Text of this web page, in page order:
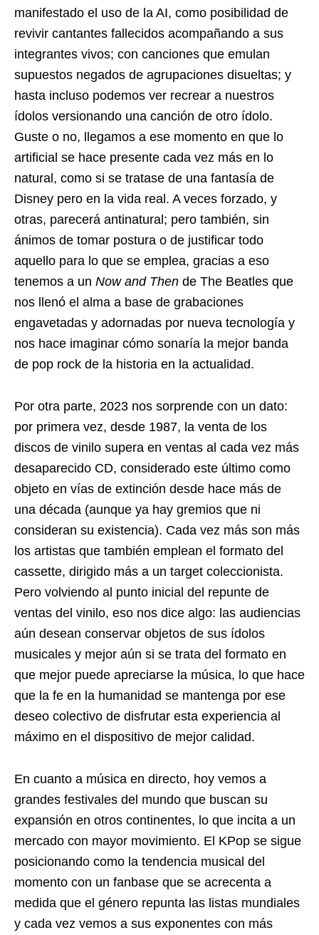
manifestado el uso de la AI, como posibilidad de
revivir cantantes fallecidos acompañando a sus
integrantes vivos; con canciones que emulan
supuestos negados de agrupaciones disueltas; y
hasta incluso podemos ver recrear a nuestros
ídolos versionando una canción de otro ídolo.
Guste o no, llegamos a ese momento en que lo
artificial se hace presente cada vez más en lo
natural, como si se tratase de una fantasía de
Disney pero en la vida real. A veces forzado, y
otras, parecerá antinatural; pero también, sin
ánimos de tomar postura o de justificar todo
aquello para lo que se emplea, gracias a eso
tenemos a un Now and Then de The Beatles que
nos llenó el alma a base de grabaciones
engavetadas y adornadas por nueva tecnología y
nos hace imaginar cómo sonaría la mejor banda
de pop rock de la historia en la actualidad.
Por otra parte, 2023 nos sorprende con un dato:
por primera vez, desde 1987, la venta de los
discos de vinilo supera en ventas al cada vez más
desaparecido CD, considerado este último como
objeto en vías de extinción desde hace más de
una década (aunque ya hay gremios que ni
consideran su existencia). Cada vez más son más
los artistas que también emplean el formato del
cassette, dirigido más a un target coleccionista.
Pero volviendo al punto inicial del repunte de
ventas del vinilo, eso nos dice algo: las audiencias
aún desean conservar objetos de sus ídolos
musicales y mejor aún si se trata del formato en
que mejor puede apreciarse la música, lo que hace
que la fe en la humanidad se mantenga por ese
deseo colectivo de disfrutar esta experiencia al
máximo en el dispositivo de mejor calidad.
En cuanto a música en directo, hoy vemos a
grandes festivales del mundo que buscan su
expansión en otros continentes, lo que incita a un
mercado con mayor movimiento. El KPop se sigue
posicionando como la tendencia musical del
momento con un fanbase que se acrecenta a
medida que el género repunta las listas mundiales
y cada vez vemos a sus exponentes con más